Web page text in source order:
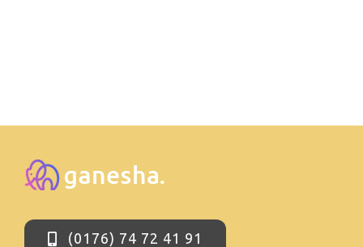
(0176) 74 72 41 91